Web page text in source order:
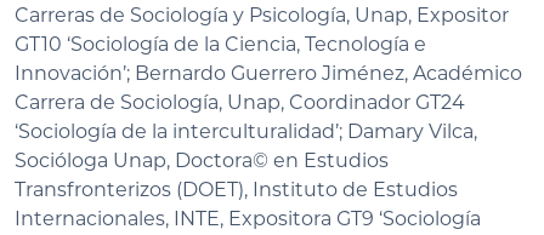
Carreras de Sociología y Psicología, Unap, Expositor
GT10 ‘Sociología de la Ciencia, Tecnología e
Innovación’; Bernardo Guerrero Jiménez, Académico
Carrera de Sociología, Unap, Coordinador GT24
‘Sociología de la interculturalidad’; Damary Vilca,
Socióloga Unap, Doctora© en Estudios
Transfronterizos (DOET), Instituto de Estudios
Internacionales, INTE, Expositora GT9 ‘Sociología